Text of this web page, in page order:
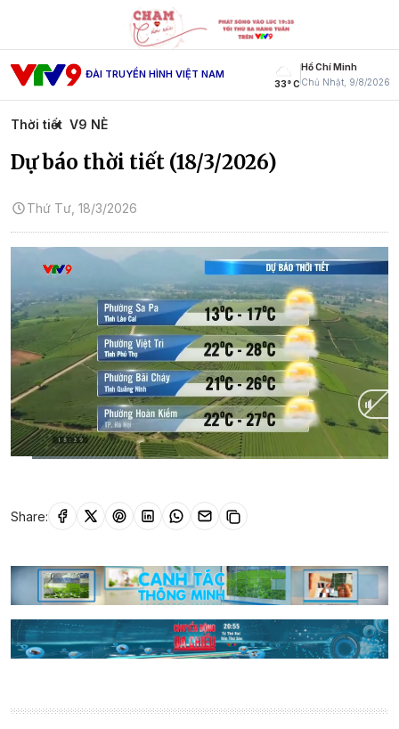
ĐÀI TRUYỀN HÌNH VIỆT NAM
33° C
Hồ Chí Minh
Chủ Nhật, 9/8/2026
Thời tiết V9 NÈ
Dự báo thời tiết (18/3/2026)
Thứ Tư, 18/3/2026
Share: